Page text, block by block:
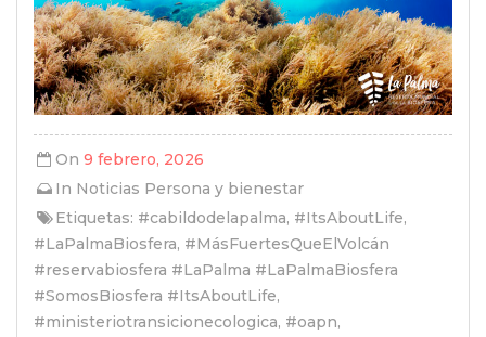
On 9 febrero, 2026
In Noticias Persona y bienestar
Etiquetas: #cabildodelapalma, #ItsAboutLife,
#LaPalmaBiosfera, #MásFuertesQueElVolcán
#reservabiosfera #LaPalma #LaPalmaBiosfera
#SomosBiosfera #ItsAboutLife,
#ministeriotransicionecologica, #oapn,